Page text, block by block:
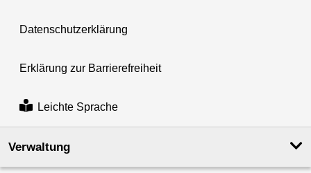
Datenschutzerklärung
Erklärung zur Barrierefreiheit
Leichte Sprache
Verwaltung